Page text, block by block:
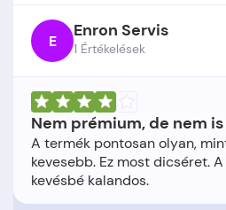
E Enron Servis
1 Értékelések
Nem prémium, de nem is
A termék pontosan olyan,
kevesebb. Ez most dicséret.